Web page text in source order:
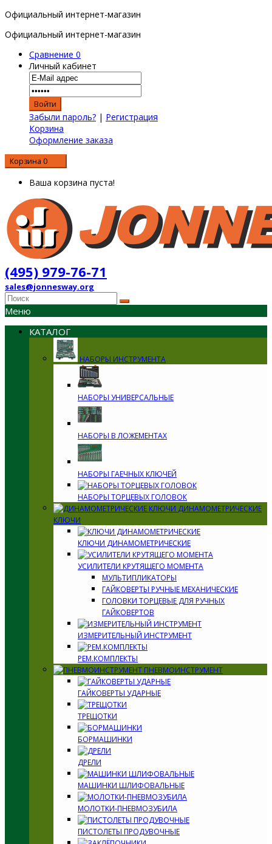
Официальный интернет-магазин
Официальный интернет-магазин
Сравнение 0
Личный кабинет
Забыли пароль? | Регистрация
Корзина
Оформление заказа
Корзина 0
Ваша корзина пуста!
(495) 979-76-71
sales@jonnesway.org
Меню
КАТАЛОГ
НАБОРЫ ИНСТРУМЕНТА
НАБОРЫ УНИВЕРСАЛЬНЫЕ
НАБОРЫ В ЛОЖЕМЕНТАХ
НАБОРЫ ГАЕЧНЫХ КЛЮЧЕЙ
НАБОРЫ ТОРЦЕВЫХ ГОЛОВОК
ДИНАМОМЕТРИЧЕСКИЕ
КЛЮЧИ
КЛЮЧИ ДИНАМОМЕТРИЧЕСКИЕ
УСИЛИТЕЛИ КРУТЯЩЕГО МОМЕНТА
МУЛЬТИПЛИКАТОРЫ
ГАЙКОВЕРТЫ РУЧНЫЕ МЕХАНИЧЕСКИЕ
ГОЛОВКИ ТОРЦЕВЫЕ ДЛЯ РУЧНЫХ
ГАЙКОВЕРТОВ
ИЗМЕРИТЕЛЬНЫЙ ИНСТРУМЕНТ
РЕМ.КОМПЛЕКТЫ
ПНЕВМОИНСТРУМЕНТ
ГАЙКОВЕРТЫ УДАРНЫЕ
ТРЕЩОТКИ
БОРМАШИНКИ
ДРЕЛИ
МАШИНКИ ШЛИФОВАЛЬНЫЕ
МОЛОТКИ-ПНЕВМОЗУБИЛА
ПИСТОЛЕТЫ ПРОДУВОЧНЫЕ